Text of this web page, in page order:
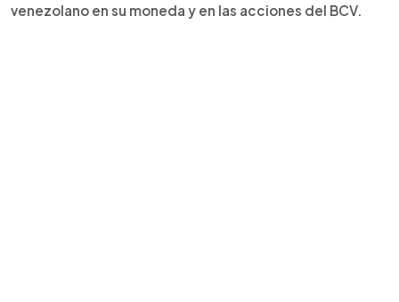
venezolano en su moneda y en las acciones del BCV.